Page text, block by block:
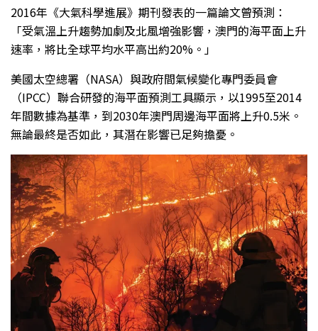
2016年《大氣科學進展》期刊發表的一篇論文曾預測：
「受氣溫上升趨勢加劇及北風增強影響，澳門的海平面上升
速率，將比全球平均水平高出約20%。」
美國太空總署（NASA）與政府間氣候變化專門委員會
（IPCC）聯合研發的海平面預測工具顯示，以1995至2014
年間數據為基準，到2030年澳門周邊海平面將上升0.5米。
無論最終是否如此，其潛在影響已足夠擔憂。